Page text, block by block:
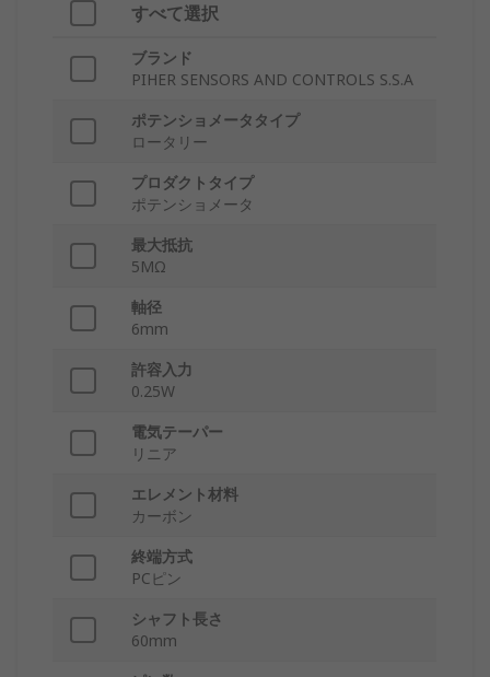
すべて選択
ブランド
PIHER SENSORS AND CONTROLS S.S.A
ポテンショメータタイプ
ロータリー
プロダクトタイプ
ポテンショメータ
最大抵抗
5MΩ
軸径
6mm
許容入力
0.25W
電気テーパー
リニア
エレメント材料
カーボン
終端方式
PCピン
シャフト長さ
60mm